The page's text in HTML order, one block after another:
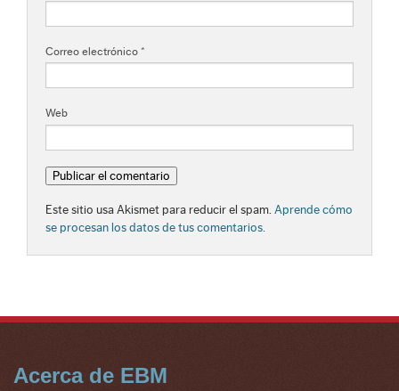
Correo electrónico *
Web
Este sitio usa Akismet para reducir el spam. Aprende cómo
se procesan los datos de tus comentarios.
Acerca de EBM